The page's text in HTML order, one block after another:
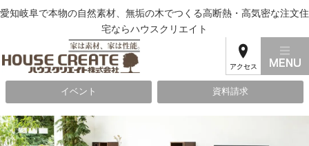
愛知岐阜で本物の自然素材、無垢の木でつくる高断熱・高気密な注文住
宅ならハウスクリエイト
アクセス
イベント 資料請求